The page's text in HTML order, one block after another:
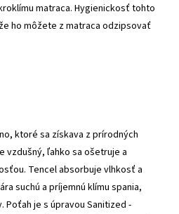
matraca. Hygienickosť tohto
ho môžete z matraca odzipsovať
ktoré sa získava z prírodných
vzdušný, ľahko sa ošetruje a
Tencel absorbuje vlhkosť a
suchú a príjemnú klímu spania,
je s úpravou Sanitized -